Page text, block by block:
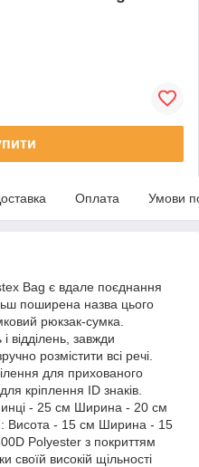
Оплата Умови
Bag є вдале поєднання
поширена назва цього
рюкзак-сумка.
відділень, завжди
розмістити всі речі.
для прихованого
кріплення ID знаків.
- 25 см Ширина - 20 см
Висота - 15 см Ширина - 15
Polyester з покриттям
своїй високій щільності